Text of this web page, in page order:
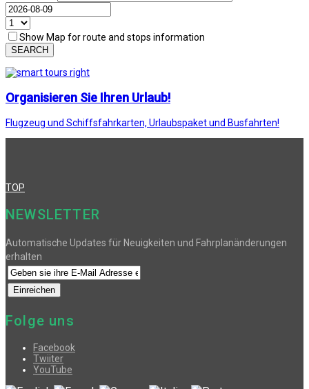
Show Map for route and stops information
SEARCH
Organisieren Sie Ihren Urlaub!
Flugzeug und Schiffsfahrkarten, Urlaubspaket und Busfahrten!
TOP
NEWSLETTER
Automatische Updates für Neuigkeiten und Fahrplanänderungen
erhalten
Folge uns
Facebook
Twiiter
YouTube